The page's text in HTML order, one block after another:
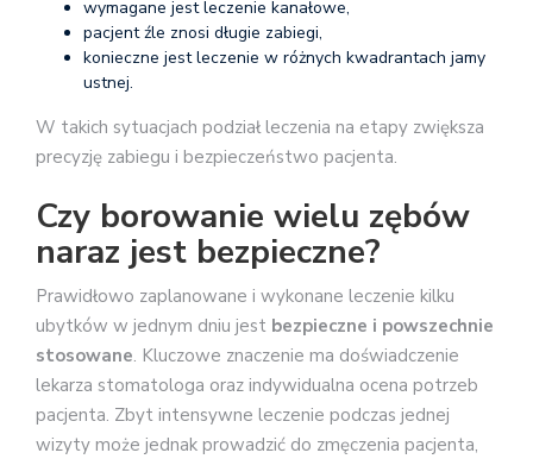
wymagane jest leczenie kanałowe,
pacjent źle znosi długie zabiegi,
konieczne jest leczenie w różnych kwadrantach jamy
ustnej.
W takich sytuacjach podział leczenia na etapy zwiększa
precyzję zabiegu i bezpieczeństwo pacjenta.
Czy borowanie wielu zębów
naraz jest bezpieczne?
Prawidłowo zaplanowane i wykonane leczenie kilku
ubytków w jednym dniu jest bezpieczne i powszechnie
stosowane. Kluczowe znaczenie ma doświadczenie
lekarza stomatologa oraz indywidualna ocena potrzeb
pacjenta. Zbyt intensywne leczenie podczas jednej
wizyty może jednak prowadzić do zmęczenia pacjenta,